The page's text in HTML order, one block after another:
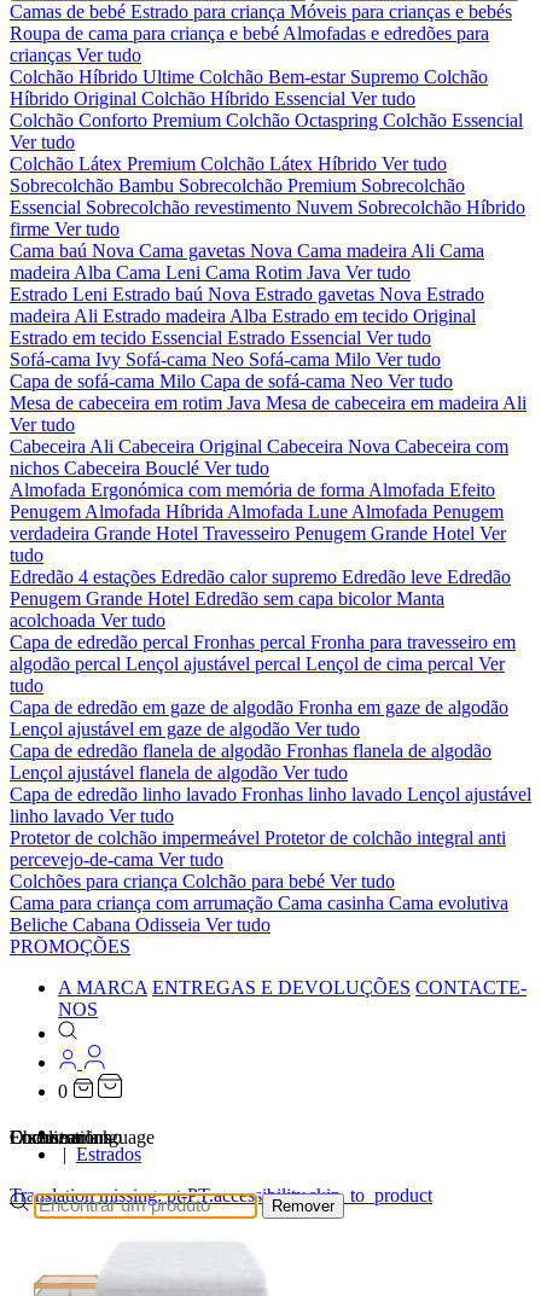
Camas de bebé Estrado para criança Móveis para crianças e bebés
Roupa de cama para criança e bebé Almofadas e edredões para
crianças Ver tudo
Colchão Híbrido Ultime Colchão Bem-estar Supremo Colchão
Híbrido Original Colchão Híbrido Essencial Ver tudo
Colchão Conforto Premium Colchão Octaspring Colchão Essencial
Ver tudo
Colchão Látex Premium Colchão Látex Híbrido Ver tudo
Sobrecolchão Bambu Sobrecolchão Premium Sobrecolchão
Essencial Sobrecolchão revestimento Nuvem Sobrecolchão Híbrido
firme Ver tudo
Cama baú Nova Cama gavetas Nova Cama madeira Ali Cama
madeira Alba Cama Leni Cama Rotim Java Ver tudo
Estrado Leni Estrado baú Nova Estrado gavetas Nova Estrado
madeira Ali Estrado madeira Alba Estrado em tecido Original
Estrado em tecido Essencial Estrado Essencial Ver tudo
Sofá-cama Ivy Sofá-cama Neo Sofá-cama Milo Ver tudo
Capa de sofá-cama Milo Capa de sofá-cama Neo Ver tudo
Mesa de cabeceira em rotim Java Mesa de cabeceira em madeira Ali
Ver tudo
Cabeceira Ali Cabeceira Original Cabeceira Nova Cabeceira com
nichos Cabeceira Bouclé Ver tudo
Almofada Ergonómica com memória de forma Almofada Efeito
Penugem Almofada Híbrida Almofada Lune Almofada Penugem
verdadeira Grande Hotel Travesseiro Penugem Grande Hotel Ver
tudo
Edredão 4 estações Edredão calor supremo Edredão leve Edredão
Penugem Grande Hotel Edredão sem capa bicolorManta
acolchoada Ver tudo
Capa de edredão percal Fronhas percal Fronha para travesseiro em
algodão percal Lençol ajustável percal Lençol de cima percal Ver
tudo
Capa de edredão em gaze de algodão Fronha em gaze de algodão
Lençol ajustável em gaze de algodão Ver tudo
Capa de edredão flanela de algodão Fronhas flanela de algodão
Lençol ajustável flanela de algodão Ver tudo
Capa de edredão linho lavado Fronhas linho lavado Lençol ajustável
linho lavado Ver tudo
Protetor de colchão impermeável Protetor de colchão integral anti
percevejo-de-cama Ver tudo
Colchões para criança Colchão para bebé Ver tudo
Cama para criança com arrumação Cama casinha Cama evolutiva
Beliche Cabana Odisseia Ver tudo
PROMOÇÕES
A MARCA ENTREGAS E DEVOLUÇÕES CONTACTE-
NOS
0
Localizations
Choose a language
Encontrar
Remover
O seu carrinho
…
Estrados
Translation missing: pt-PT.accessibility.skip_to_product